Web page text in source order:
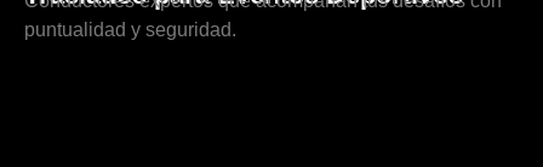
puntualidad y seguridad.